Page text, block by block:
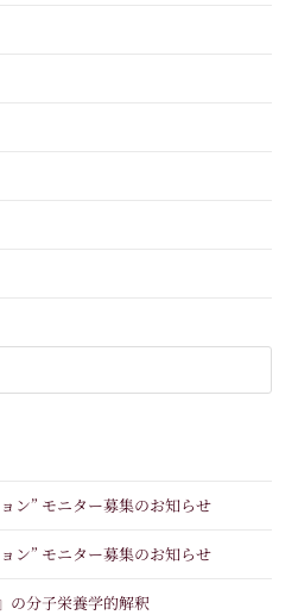
ン” モニター募集のお知らせ
ン” モニター募集のお知らせ
の分子栄養学的解釈